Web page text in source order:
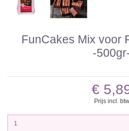
FunCakes Mix voor
-
€
Prijs incl. btw